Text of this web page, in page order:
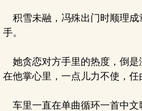
积雪未融，冯殊出门时顺理成
手。
她贪恋对方手里的热度，倒是
在他掌心里，一点儿力不使，任
车里一直在单曲循环一首中文